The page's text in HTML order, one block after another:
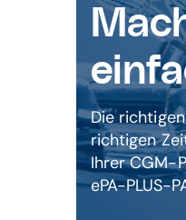
Die
richtigen
Ihrer CGM-
ePA-PLUS-